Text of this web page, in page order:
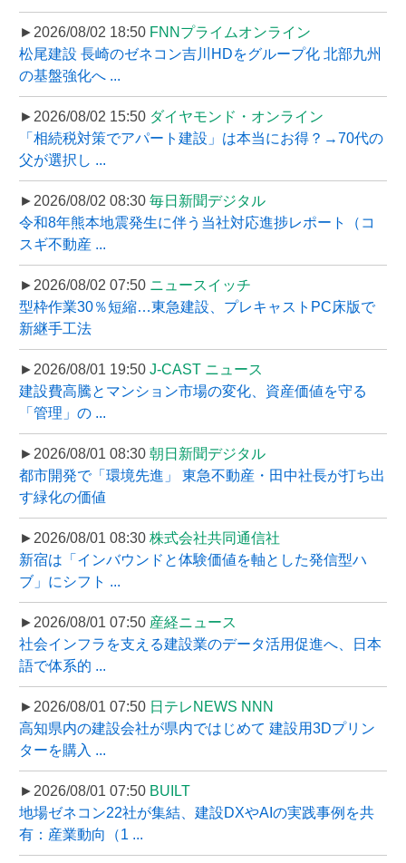
►2026/08/02 18:50 FNNプライムオンライン
松尾建設 長崎のゼネコン吉川HDをグループ化 北部九州
の基盤強化へ ...
►2026/08/02 15:50 ダイヤモンド・オンライン
「相続税対策でアパート建設」は本当にお得？→70代の
父が選択し ...
►2026/08/02 08:30 毎日新聞デジタル
令和8年熊本地震発生に伴う当社対応進捗レポート（コ
スギ不動産 ...
►2026/08/02 07:50 ニュースイッチ
型枠作業30％短縮…東急建設、プレキャストPC床版で
新継手工法
►2026/08/01 19:50 J-CAST ニュース
建設費高騰とマンション市場の変化、資産価値を守る
「管理」の ...
►2026/08/01 08:30 朝日新聞デジタル
都市開発で「環境先進」 東急不動産・田中社長が打ち出
す緑化の価値
►2026/08/01 08:30 株式会社共同通信社
新宿は「インバウンドと体験価値を軸とした発信型ハ
ブ」にシフト ...
►2026/08/01 07:50 産経ニュース
社会インフラを支える建設業のデータ活用促進へ、日本
語で体系的 ...
►2026/08/01 07:50 日テレNEWS NNN
高知県内の建設会社が県内ではじめて 建設用3Dプリン
ターを購入 ...
►2026/08/01 07:50 BUILT
地場ゼネコン22社が集結、建設DXやAIの実践事例を共
有：産業動向（1 ...